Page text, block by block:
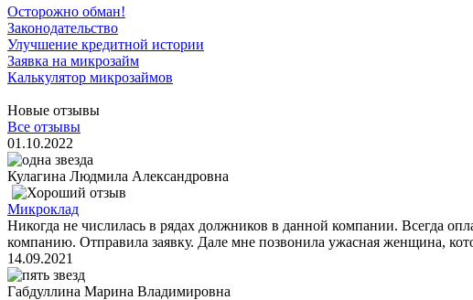
Осторожно обман!
Законодательство
Улучшение кредитной истории
Заявка на микрозайм
Калькулятор микрозаймов
Новые отзывы
Все отзывы
01.10.2022
Кулагина Людмила Александровна
Микроклад
Никогда не числилась в рядах должников в данной компании. Всегда
компанию. Отправила заявку. Дале мне позвонила ужасная женщина,
14.09.2021
Габдуллина Марина Владимировна